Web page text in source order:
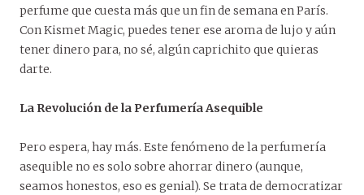
perfume que cuesta más que un fin de semana en París.
Con Kismet Magic, puedes tener ese aroma de lujo y aún
tener dinero para, no sé, algún caprichito que quieras
darte.
La Revolución de la Perfumería Asequible
Pero espera, hay más. Este fenómeno de la perfumería
asequible no es solo sobre ahorrar dinero (aunque,
seamos honestos, eso es genial). Se trata de democratizar